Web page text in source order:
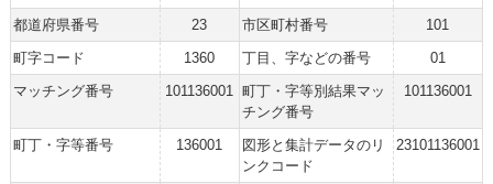
都道府県番号 23 市区町村番号
101
町字コード
1360 丁目、字などの番号
01
マッチング番号
101136001 町丁・字等別結果マッ
チング番号
101136001
町丁・字等番号 136001
図形と集計データのリ
ンクコード
23101136001